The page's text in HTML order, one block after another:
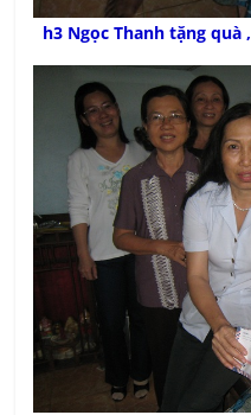
h3 Ngọc Thanh tặng quà ,